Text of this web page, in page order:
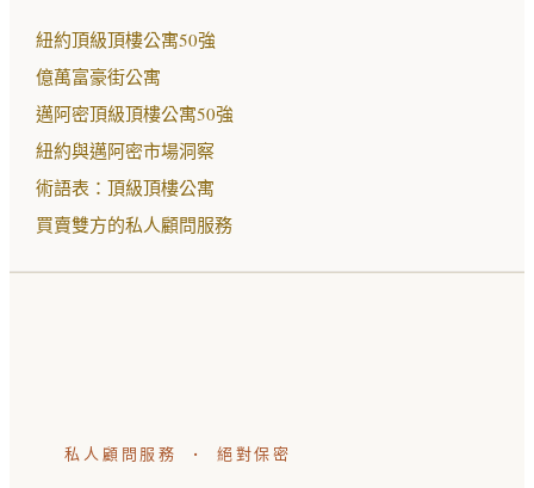
紐約頂級頂樓公寓50強
億萬富豪街公寓
邁阿密頂級頂樓公寓50強
紐約與邁阿密市場洞察
術語表：頂級頂樓公寓
買賣雙方的私人顧問服務
私人顧問服務 · 絕對保密